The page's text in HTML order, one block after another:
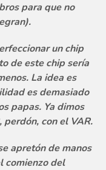
para que no
un chip
de este chip sería
La idea es
es demasiado
papas. Ya dimos
con el VAR.
apretón de manos
comienzo del